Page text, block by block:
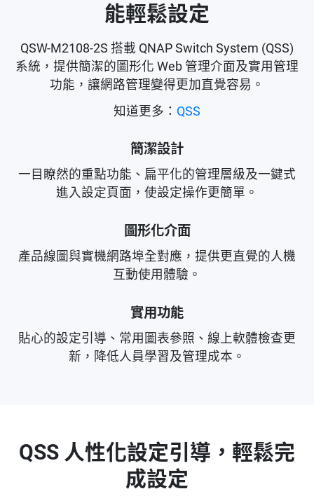
能輕鬆設定
QSW-M2108-2S 搭載 QNAP Switch System (QSS)
系統，提供簡潔的圖形化 Web 管理介面及實用管理
功能，讓網路管理變得更加直覺容易。
知道更多： QSS
簡潔設計
一目瞭然的重點功能、扁平化的管理層級及一鍵式
進入設定頁面，使設定操作更簡單。
圖形化介面
產品線圖與實機網路埠全對應，提供更直覺的人機
互動使用體驗。
實用功能
貼心的設定引導、常用圖表參照、線上軟體檢查更
新，降低人員學習及管理成本。
QSS 人性化設定引導，輕鬆完
成設定